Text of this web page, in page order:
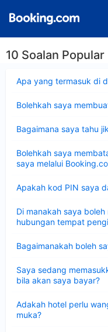
10 Soalan Popular
Apa yang termasuk di
Bolehkah saya
Bagaimana saya tahu
Bolehkah saya
saya melalui
Apakah kod PIN saya
Di manakah saya
hubungan tempat
Bagaimanakah boleh
Saya sedang
bila akan saya bayar?
Adakah hotel perlu
muka?